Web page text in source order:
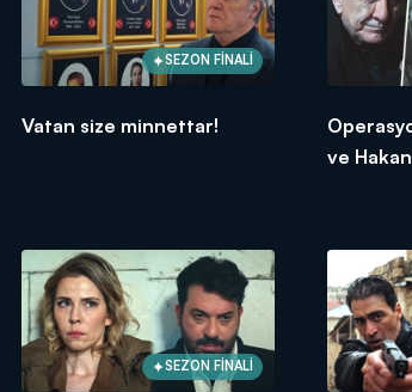
SEZON FİNALİ
Vatan size minnettar!
ve
SEZON FİNALİ